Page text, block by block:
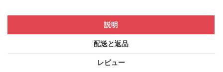
説明
配送と返品
レビュー